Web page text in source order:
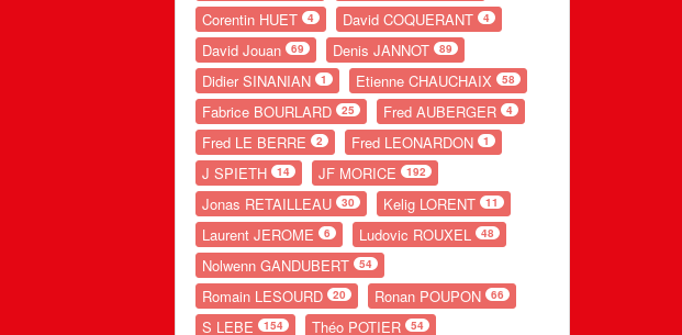
Corentin HUET 4 David COQUERANT 4
David Jouan 69 Denis JANNOT 89
Didier SINANIAN 1 Etienne CHAUCHAIX 58
Fabrice BOURLARD 25 Fred AUBERGER 4
Fred LE BERRE 2 Fred LEONARDON 1
J SPIETH 14 JF MORICE 192
Jonas RETAILLEAU 30 Kelig LORENT 11
Laurent JEROME 6 Ludovic ROUXEL 48
Nolwenn GANDUBERT 54
Romain LESOURD 20 Ronan POUPON 66
S LEBE 154 Théo POTIER 54